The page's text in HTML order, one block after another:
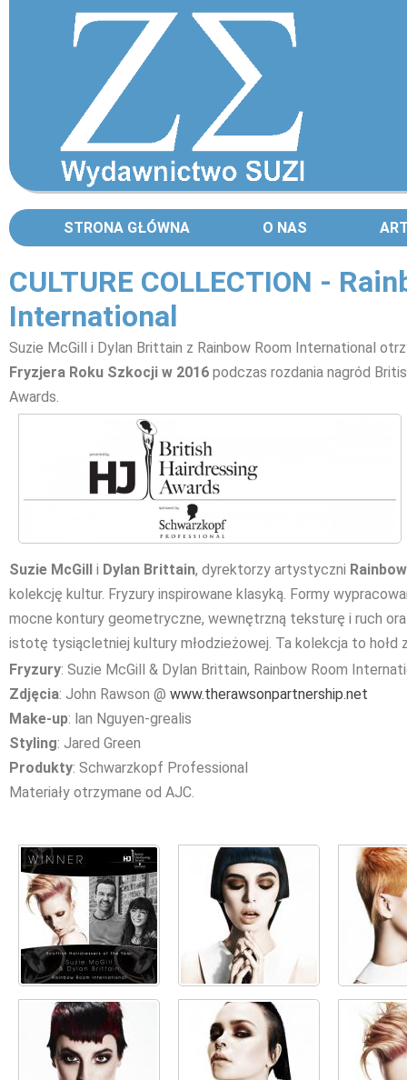
STRONA GŁÓWNA O NAS
CULTURE COLLECTION -
International
Suzie McGill i Dylan Brittain z Rainbow Room International
Fryzjera Roku Szkocji w 2016 podczas rozdania nagród
Awards.
Suzie McGill i Dylan Brittain, dyrektorzy artystyczni
kolekcję kultur. Fryzury inspirowane klasyką. Formy
mocne kontury geometryczne, wewnętrzną teksturę i ruch
istotę tysiącletniej kultury młodzieżowej. Ta kolekcja to hołd
Fryzury: Suzie McGill & Dylan Brittain, Rainbow Room
Zdjęcia: John Rawson @ www.therawsonpartnership.net
Make-up: lan Nguyen-grealis
Styling: Jared Green
Produkty: Schwarzkopf Professional
Materiały otrzymane od AJC.